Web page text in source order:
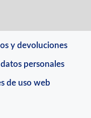
y devoluciones
personales
de uso web